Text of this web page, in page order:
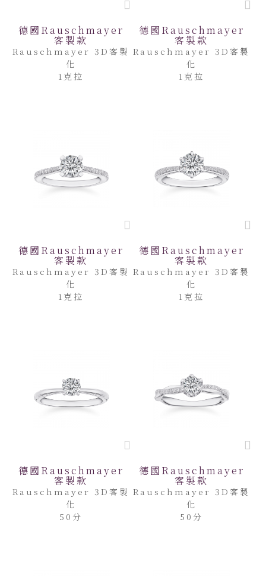
德國Rauschmayer
客製款
Rauschmayer 3D客製
化
1克拉
德國Rauschmayer
客製款
Rauschmayer 3D客製
化
1克拉
德國Rauschmayer
客製款
Rauschmayer 3D客製
化
1克拉
德國Rauschmayer
客製款
Rauschmayer 3D客製
化
1克拉
德國Rauschmayer
客製款
Rauschmayer 3D客製
化
50分
德國Rauschmayer
客製款
Rauschmayer 3D客製
化
50分